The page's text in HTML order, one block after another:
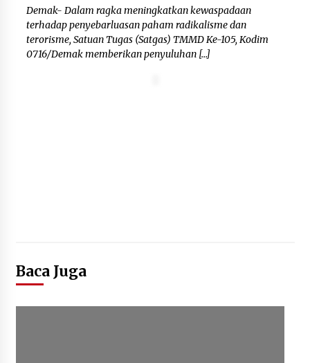
Dikunjungi PWI, Wawan Fauzi: Peran
Media Bisa Berdampak Besar
hingga Fatal
Demak- Dalam ragka meningkatkan kewaspadaan
terhadap penyebarluasan paham radikalisme dan
terorisme, Satuan Tugas (Satgas) TMMD Ke-105, Kodim
0716/Demak memberikan penyuluhan […]
Baca Juga